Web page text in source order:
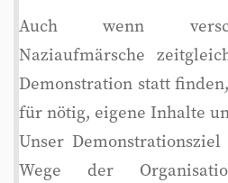
Auch wenn
Naziaufmärsche
Demonstration statt
für nötig, eigene Inhalte
Unser
Wege der